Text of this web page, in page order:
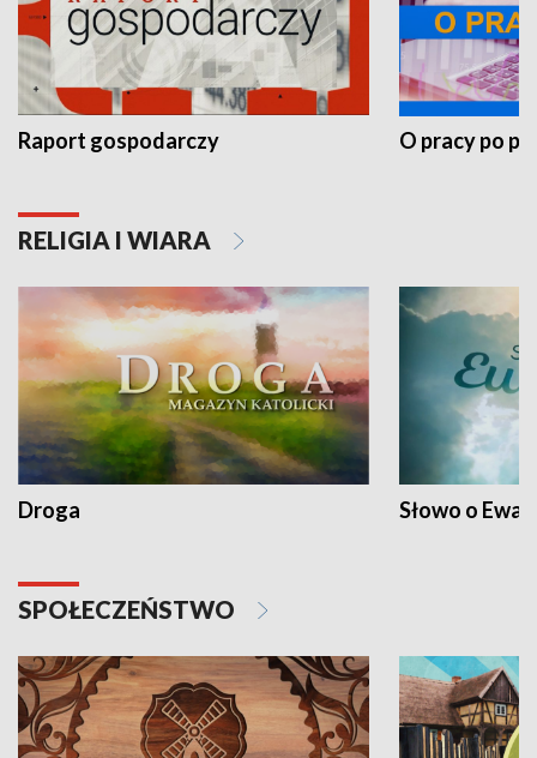
Raport gospodarczy O pracy po
RELIGIA I WIARA
Droga Słowo o
SPOŁECZEŃSTWO